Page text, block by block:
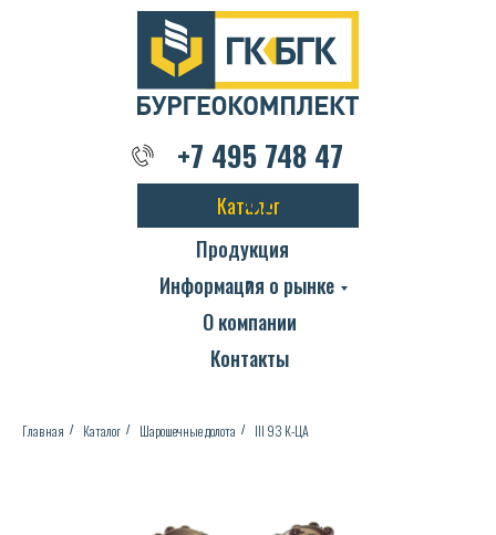
Каталог
Продукция
О компании
Контакты
+7 495 748 47
02
Информация о рынке
+7 495 748 47 02
Главная / Каталог / Шарошечные долота / III 93 К-ЦА